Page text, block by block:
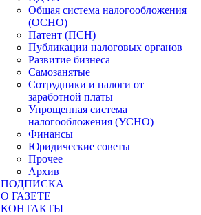
Общая система налогообложения
(ОСНО)
Патент (ПСН)
Публикации налоговых органов
Развитие бизнеса
Самозанятые
Сотрудники и налоги от
заработной платы
Упрощенная система
налогообложения (УСНО)
Финансы
Юридические советы
Прочее
Архив
ПОДПИСКА
О ГАЗЕТЕ
КОНТАКТЫ